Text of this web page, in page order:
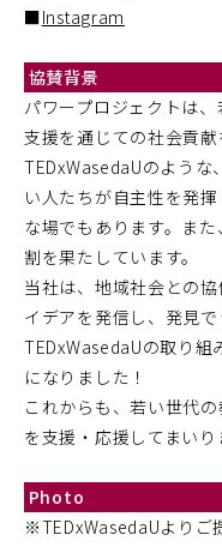
■Instagram
協賛背景
パワープロジェクトは
支援を通じての社会貢献
TEDxWasedaUのような、
い人たちが自主性を発
な場でもあります。ま
割を果たしています。
当社は、地域社会との
イデアを発信し、発見で
TEDxWasedaUの取り組
になりました！
これからも、若い世代
を支援・応援してまいり
Photo
※TEDxWasedaUよりご